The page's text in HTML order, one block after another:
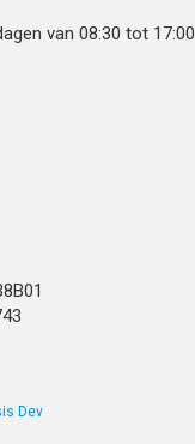
van 08:30 tot 17:00
Dev